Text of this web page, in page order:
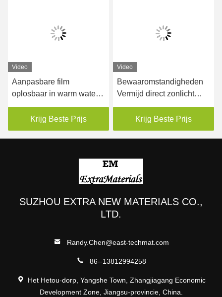
Video
Aanpasbare film
oplosbaar in warm water
Plain Translucent Surface
Krijg Beste Prijs
Video
Bewaaromstandigheden
Vermijd direct zonlicht
Losbare film voor heet
water 300-400%
Verlenging bij breuk
Krijg Beste Prijs
SUZHOU EXTRA NEW MATERIALS CO.,
LTD.
Randy.Chen@east-techmat.com
86--13812994258
Het Hetou-dorp, Yangshe Town, Zhangjiagang Economic
Development Zone, Jiangsu-provincie, China.